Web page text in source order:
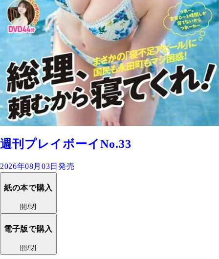
週刊プレイボーイNo.33
2026年08月03日発売
紙の本で購入
開/閉
電子版で購入
開/閉